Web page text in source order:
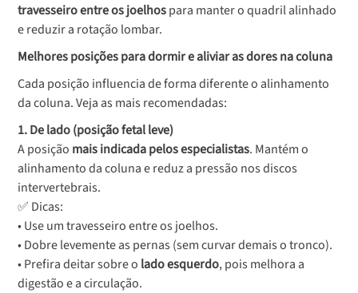
travesseiro entre os joelhospara manter o quadril alinhado
e reduzir a rotação lombar.
Melhores posições para dormir e aliviar as dores na coluna
Cada posição influencia de forma diferente o alinhamento
da coluna. Veja as mais recomendadas:
1. De lado (posição fetal leve)
A posição mais indicada pelos especialistas. Mantém o
alinhamento da coluna e reduz a pressão nos discos
intervertebrais.
✅ Dicas:
• Use um travesseiro entre os joelhos.
• Dobre levemente as pernas (sem curvar demais o tronco).
• Prefira deitar sobre o lado esquerdo, pois melhora a
digestão e a circulação.